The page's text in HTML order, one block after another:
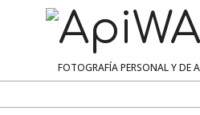
ApiWA
FOTOGRAFÍA PERSONAL Y DE
Menu